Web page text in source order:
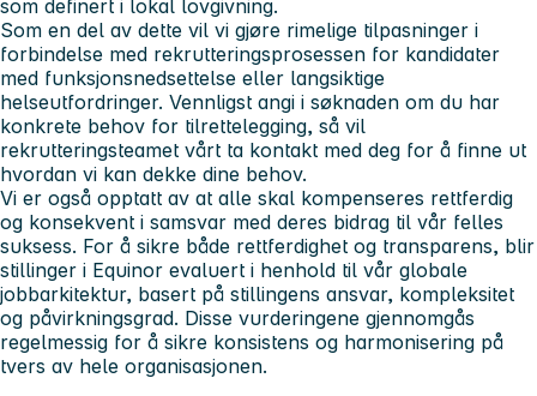
som definert i lokal lovgivning.
Som en del av dette vil vi gjøre rimelige tilpasninger i
forbindelse med rekrutteringsprosessen for kandidater
med funksjonsnedsettelse eller langsiktige
helseutfordringer. Vennligst angi i søknaden om du har
konkrete behov for tilrettelegging, så vil
rekrutteringsteamet vårt ta kontakt med deg for å finne ut
hvordan vi kan dekke dine behov.
Vi er også opptatt av at alle skal kompenseres rettferdig
og konsekvent i samsvar med deres bidrag til vår felles
suksess. For å sikre både rettferdighet og transparens, blir
stillinger i Equinor evaluert i henhold til vår globale
jobbarkitektur, basert på stillingens ansvar, kompleksitet
og påvirkningsgrad. Disse vurderingene gjennomgås
regelmessig for å sikre konsistens og harmonisering på
tvers av hele organisasjonen.